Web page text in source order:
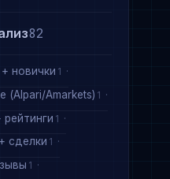
82
новички 1
(Alpari/Amarkets) 1
1
сделки 1
1